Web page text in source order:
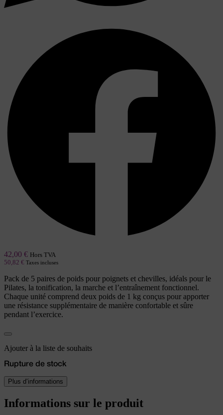
42,00 € Hors TVA
50,82 € Taxes incluses
Pack de 5 paires de poids pour poignets et chevilles, idéals pour le
Pilates, la tonification, la marche et l’entraînement fonctionnel.
Chaque unité comprend deux poids de 1 kg conçus pour apporter
une résistance supplémentaire de manière confortable et sûre
pendant l’exercice.
Ajouter à la liste de souhaits
Rupture de stock
Plus d’informations
Informations sur le produit